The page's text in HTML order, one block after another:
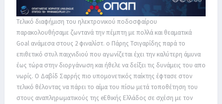
Τελικό διαφήμιση του ηλεκτρονικού ποδοσφαίρου
παρακολουθήσαμε ζωντανά την πέμπτη με πολλά και θεαματικά
Goal ανάμεσα στους 2 φιναλίστ. ο Πάρης Τσιγαρίδης παρά το
επιθετικό στυλ παιχνιδιού που αγωνίζεται έχει την καλύτερη άμυνα
έως τώρα στην διοργάνωση και ήθελε να δείξει τις δυνάμεις του απο
νωρίς. Ο Δαβίδ Σαρρής πιο υπομονετικός παίκτης έφτασε στον
τελικό θέλοντας να πάρει το αίμα του πίσω μετά τοποθέτηση του
στους αναπληρωματικούς της eΕθικής Ελλάδος σε σχέση με τον